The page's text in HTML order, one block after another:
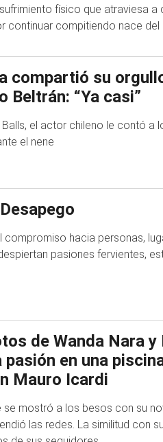
físico que atraviesa a
continuar compitiendo nace
compartió su
Beltrán: “Ya casi”
Balls, el actor chileno le contó a
el nene
hacia personas,
pasiones fervientes,
de Wanda Nara
en una
Mauro Icardi
se mostró a los besos con su
las redes. La similitud con